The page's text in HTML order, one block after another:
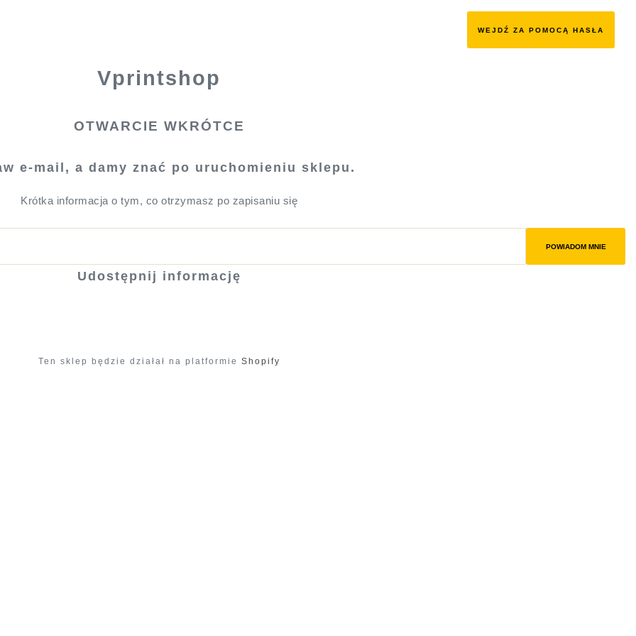
WEJDŹ ZA POMOCĄ HASŁA
Vprintshop
OTWARCIE WKRÓTCE
e-mail, a damy znać po uruchomieniu sklepu.
Krótka informacja o tym, co otrzymasz po zapisaniu się
POWIADOM MNIE
Udostępnij informację
Ten sklep będzie działał na platformie Shopify